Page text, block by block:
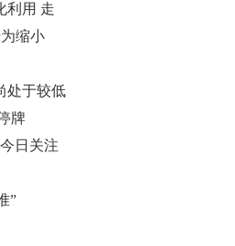
利用 走
缩小
处于较低
牌
日关注
”